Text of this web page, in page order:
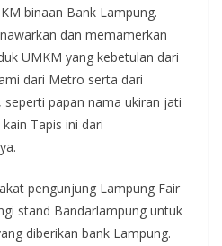
binaan Bank Lampung.
dan memamerkan
UMKM yang kebetulan dari
dari Metro serta dari
papan nama ukiran jati
Tapis ini dari
pengunjung Lampung Fair
stand Bandarlampung untuk
diberikan bank Lampung.